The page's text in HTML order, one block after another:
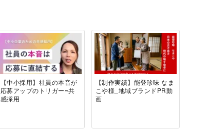
【中小採用】社員の本音が
応募アップのトリガー~共
感採用
【制作実績】能登珍味 なま
こや様_地域ブランドPR動
画